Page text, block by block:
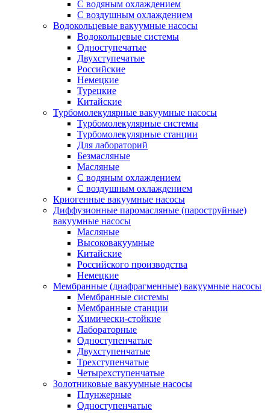
С водяным охлаждением
С воздушным охлаждением
Водокольцевые вакуумные насосы
Водокольцевые системы
Одноступечатые
Двухступечатые
Российские
Немецкие
Турецкие
Китайские
Турбомолекулярные вакуумные насосы
Турбомолекулярные системы
Турбомолекулярные станции
Для лабораторий
Безмасляные
Масляные
C водяным охлаждением
C воздушным охлаждением
Криогенные вакуумные насосы
Диффузионные паромасляные (пароструйные)
вакуумные насосы
Масляные
Высоковакуумные
Китайские
Российского производства
Немецкие
Мембранные (диафрагменные) вакуумные насосы
Мембранные системы
Мембранные станции
Химически-стойкие
Лабораторные
Одноступенчатые
Двухступенчатые
Трехступенчатые
Четырехступенчатые
Золотниковые вакуумные насосы
Плунжерные
Одноступенчатые